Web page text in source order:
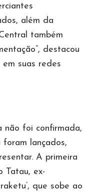
além da
também
destacou
suas redes
não foi confirmada,
lançados,
A primeira
Tatau, ex-
que sobe ao